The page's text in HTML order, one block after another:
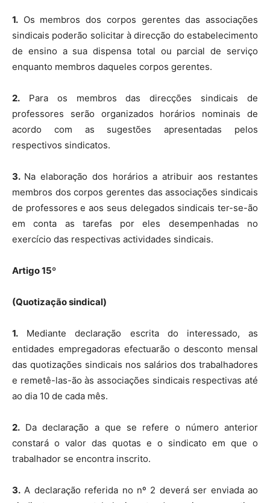
1. Os membros dos corpos gerentes das associações
sindicais poderão solicitar à direcção do estabelecimento
de ensino a sua dispensa total ou parcial de serviço
enquanto membros daqueles corpos gerentes.
2. Para os membros das direcções sindicais de
professores serão organizados horários nominais de
acordo com as sugestões apresentadas pelos
respectivos sindicatos.
3. Na elaboração dos horários a atribuir aos restantes
membros dos corpos gerentes das associações sindicais
de professores e aos seus delegados sindicais ter-se-ão
em conta as tarefas por eles desempenhadas no
exercício das respectivas actividades sindicais.
Artigo 15º
(Quotização sindical)
1. Mediante declaração escrita do interessado, as
entidades empregadoras efectuarão o desconto mensal
das quotizações sindicais nos salários dos trabalhadores
e remetê-las-ão às associações sindicais respectivas até
ao dia 10 de cada mês.
2. Da declaração a que se refere o número anterior
constará o valor das quotas e o sindicato em que o
trabalhador se encontra inscrito.
3. A declaração referida no nº 2 deverá ser enviada ao